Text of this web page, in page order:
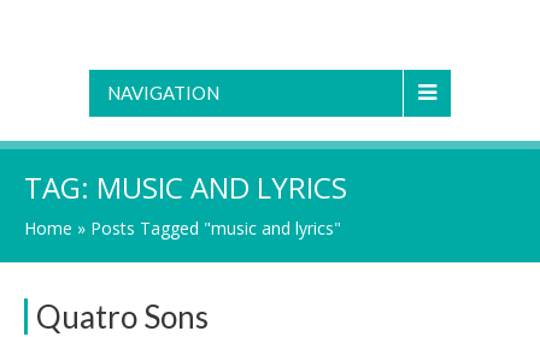
NAVIGATION
TAG: MUSIC AND LYRICS
Home » Posts Tagged "music and lyrics"
Quatro Sons